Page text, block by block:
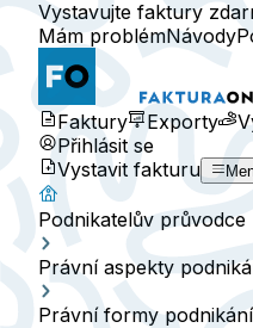
Vystavujte faktury
Mám problémNávody
Faktury Exporty
Přihlásit se
Vystavit fakturu
Podnikatelův průvodce
Právní aspekty
Právní formy podnikání